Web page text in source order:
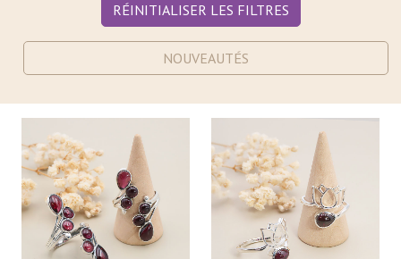
RÉINITIALISER LES FILTRES
NOUVEAUTÉS